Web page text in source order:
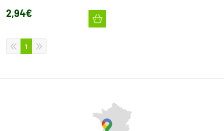
2,94€
1